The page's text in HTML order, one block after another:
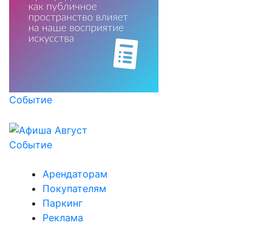
Событие
Событие
Арендаторам
Покупателям
Паркинг
Реклама